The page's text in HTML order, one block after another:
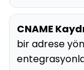
CNAME
bir adrese